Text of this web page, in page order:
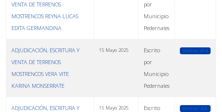
VENTA DE TERRENOS
MOSTRENCOS REYNA LUCAS
EDITA GERMANDINA
por
Municipio
Pedernales
ADJUDICACIÓN, ESCRITURA Y
VENTA DE TERRENOS
MOSTRENCOS VERA VITE
KARINA MONSERRATE
15 Mayo 2025
Escrito
por
Municipio
Pedernales
Visitas: 314
ADJUDICACIÓN, ESCRITURA Y
15 Mayo 2025
Escrito
Visitas: 423